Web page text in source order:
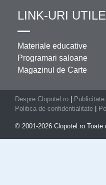
LINK-URI UTILE
Materiale educative
Programari saloane
Magazinul de Carte
Despre Clopotel.ro Publicitate
Politica de confidentialitate
© 2001-2026 Clopotel.ro Toate